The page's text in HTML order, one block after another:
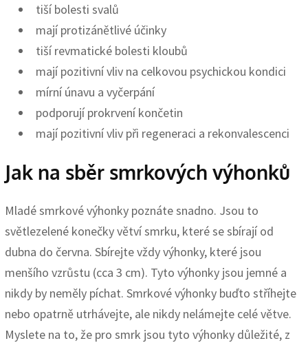
tiší bolesti svalů
mají protizánětlivé účinky
tiší revmatické bolesti kloubů
mají pozitivní vliv na celkovou psychickou kondici
mírní únavu a vyčerpání
podporují prokrvení končetin
mají pozitivní vliv při regeneraci a rekonvalescenci
Jak na sběr smrkových výhonků
Mladé smrkové výhonky poznáte snadno. Jsou to
světlezelené konečky větví smrku, které se sbírají od
dubna do června. Sbírejte vždy výhonky, které jsou
menšího vzrůstu (cca 3 cm). Tyto výhonky jsou jemné a
nikdy by neměly píchat. Smrkové výhonky buďto stříhejte
nebo opatrně utrhávejte, ale nikdy nelámejte celé větve.
Myslete na to, že pro smrk jsou tyto výhonky důležité, z